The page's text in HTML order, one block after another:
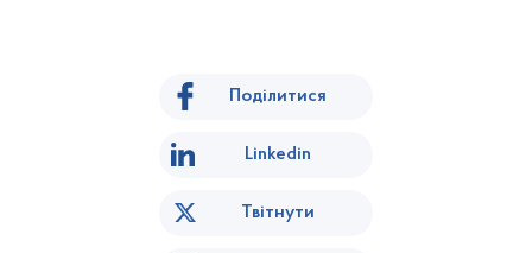
Поділитися
Linkedin
Твітнути